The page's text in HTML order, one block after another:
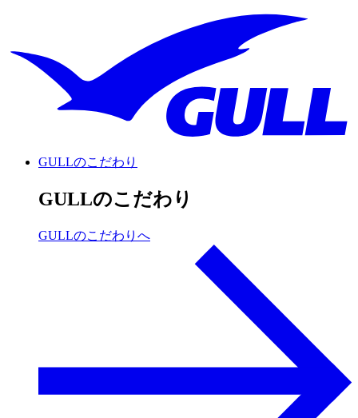
GULLのこだわり
GULLのこだわり
GULLのこだわりへ